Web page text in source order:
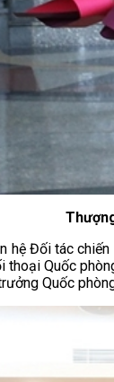
hệ Đối tác
Quốc
Quốc